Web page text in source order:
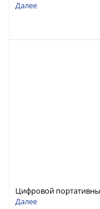
111 МОм, 0,01%
Далее
Цифровой
сопротивления/RTD-
Далее